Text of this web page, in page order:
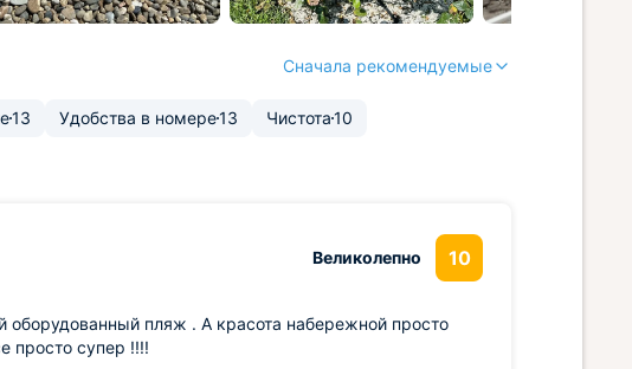
Сначала рекомендуемые
13 Удобства в номере13 Чистота10
Великолепно 10
пляж . А красота набережной просто
просто супер !!!!